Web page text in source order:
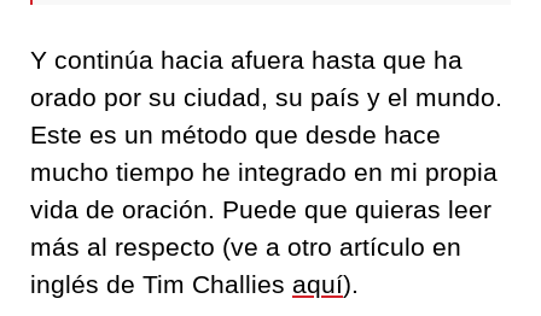
Y continúa hacia afuera hasta que ha
orado por su ciudad, su país y el mundo.
Este es un método que desde hace
mucho tiempo he integrado en mi propia
vida de oración. Puede que quieras leer
más al respecto (ve a otro artículo en
inglés de Tim Challies aquí).